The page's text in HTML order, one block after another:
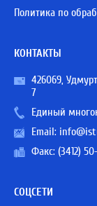
Политика по
КОНТАКТЫ
426069,
7
Единый
Email:
Факс: (3412)
СОЦСЕТИ